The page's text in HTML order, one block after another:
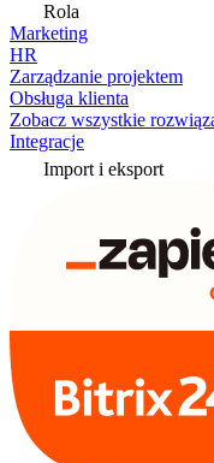
Rola
Marketing
HR
Zarządzanie projektem
Obsługa klienta
Zobacz wszystkie
Integracje
Import i eksport